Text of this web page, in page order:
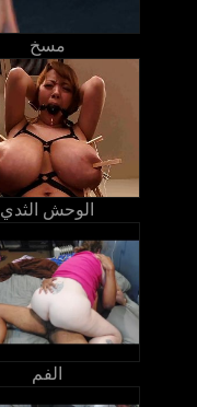
مسخ
الوحش الثدي
الفم